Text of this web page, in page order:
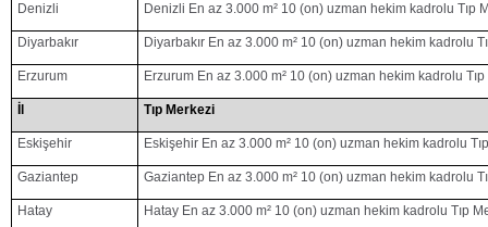
Denizli Denizli En az 3.000 m² 10 (on) uzman hekim kadrolu Tıp
Diyarbakır Diyarbakır En az 3.000 m² 10 (on) uzman hekim kadrolu
Erzurum Erzurum En az 3.000 m² 10 (on) uzman hekim kadrolu
Tıp Merkezi
Eskişehir Eskişehir En az 3.000 m² 10 (on) uzman hekim kadrolu
Gaziantep Gaziantep En az 3.000 m² 10 (on) uzman hekim kadrolu
Hatay Hatay En az 3.000 m² 10 (on) uzman hekim kadrolu Tıp